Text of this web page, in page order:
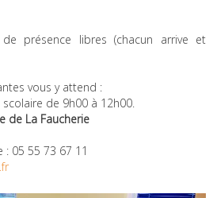
présence libres (chacun arrive et
vous y attend :
de 9h00 à 12h00.
de La Faucherie
: 05 55 73 67 11